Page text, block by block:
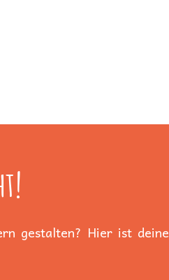
gestalten? Hier ist deine